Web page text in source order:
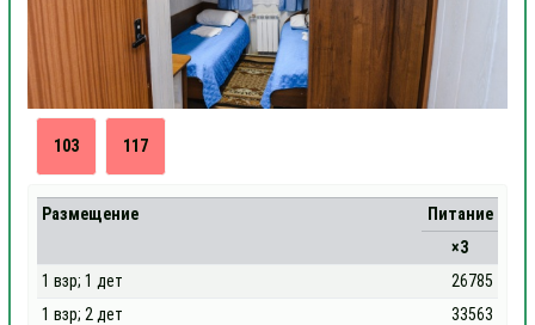
103 117
Размещение
Питание
×3
1 взр; 1 дет
26785
1 взр; 2 дет
33563